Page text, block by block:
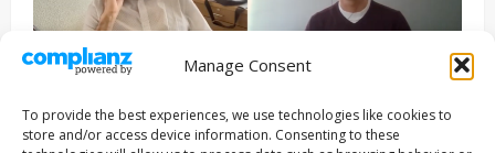
Manage Consent
To provide the best experiences, we use technologies like cookies to
store and/or access device information. Consenting to these
Entrevista Series
ENCUENTROS CON IVÁN URIEL T3E22: JUAN PATRICIO